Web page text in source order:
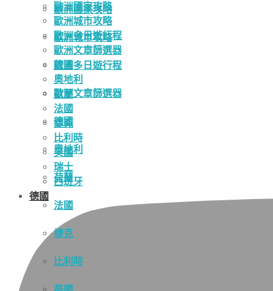
歐洲國家攻略
歐洲城市攻略
歐洲多日遊行程
歐洲文章篩選器
德國
奧地利
荷蘭
法國
捷克
比利時
歐洲國家攻略
歐洲城市攻略
歐洲多日遊行程
歐洲文章篩選器
德國
奧地利
荷蘭
法國
捷克
比利時
英國
瑞士
西班牙
德國